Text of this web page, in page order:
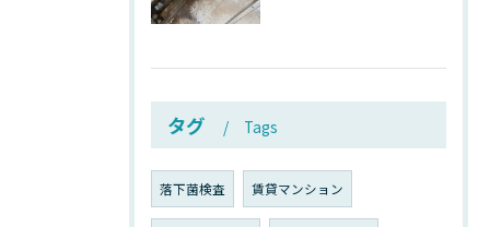
タグ Tags
落下菌検査 賃貸マンション